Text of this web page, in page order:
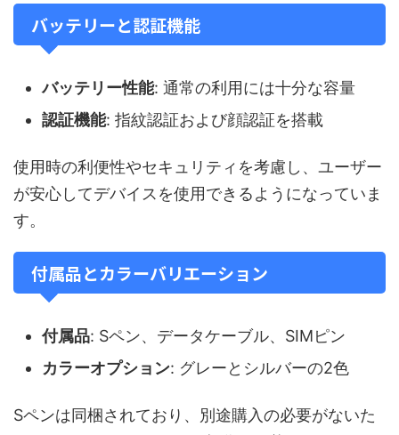
バッテリーと認証機能
バッテリー性能: 通常の利用には十分な容量
認証機能: 指紋認証および顔認証を搭載
使用時の利便性やセキュリティを考慮し、ユーザー
が安心してデバイスを使用できるようになっていま
す。
付属品とカラーバリエーション
付属品: Sペン、データケーブル、SIMピン
カラーオプション: グレーとシルバーの2色
Sペンは同梱されており、別途購入の必要がないた